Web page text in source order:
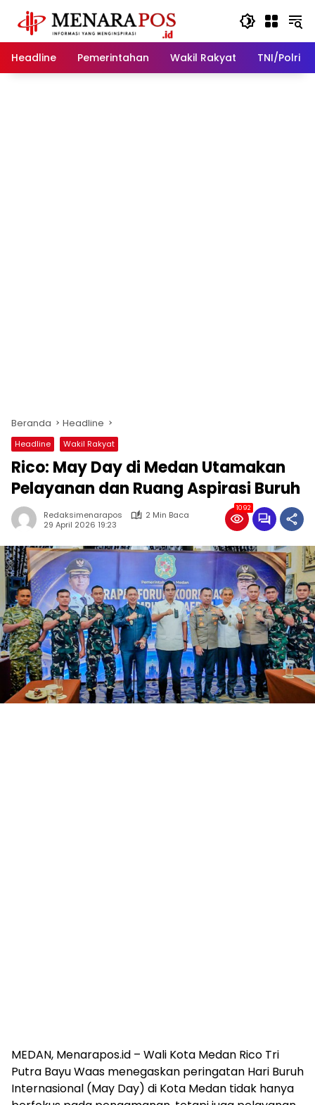
konten
Headline
Pemerintahan Wakil Rakyat TNI/Polri
Beranda Headline
Headline Wakil Rakyat
Rico: May Day di Medan Utamakan
Pelayanan dan Ruang Aspirasi Buruh
Redaksimenarapos
2 Min Baca
29 April 2026 19:23
1092
MEDAN, Menarapos.id – Wali Kota Medan Rico Tri
Putra Bayu Waas menegaskan peringatan Hari Buruh
Internasional (May Day) di Kota Medan tidak hanya